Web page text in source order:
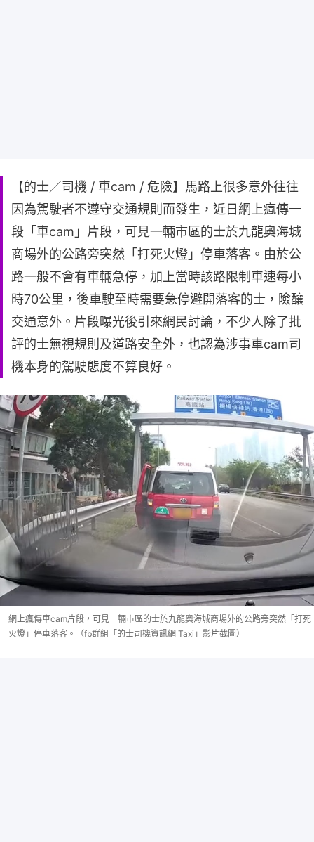
【的士／司機 / 車cam / 危險】馬路上很多意外往往
因為駕駛者不遵守交通規則而發生，近日網上瘋傳一
段「車cam」片段，可見一輛市區的士於九龍奧海城
商場外的公路旁突然「打死火燈」停車落客。由於公
路一般不會有車輛急停，加上當時該路限制車速每小
時70公里，後車駛至時需要急停避開落客的士，險釀
交通意外。片段曝光後引來網民討論，不少人除了批
評的士無視規則及道路安全外，也認為涉事車cam司
機本身的駕駛態度不算良好。
網上瘋傳車cam片段，可見一輛市區的士於九龍奧海城商場外的公路旁突然「打死
火燈」停車落客。（fb群組「的士司機資訊網 Taxi」影片截圖）